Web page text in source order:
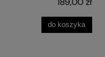
do koszyka